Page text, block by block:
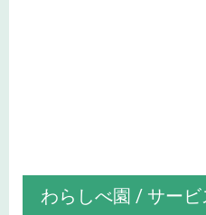
わらしべ園 / サー